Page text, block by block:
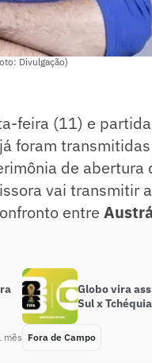
Divulgação)
feira (11) e
já foram
de abertura
vai transmitir
entre
mês
Globo vira
Sul x
Fora de Campo